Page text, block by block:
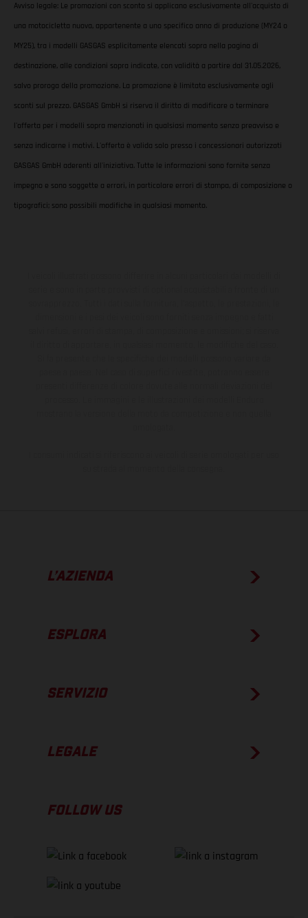
Avviso legale: Le promozioni con sconto si applicano esclusivamente all'acquisto di
una motocicletta nuova, appartenente a uno specifico anno di produzione (MY24 o
MY25), tra i modelli GASGAS esplicitamente elencati sopra nella pagina di
destinazione, alle condizioni sopra indicate, con validità a partire dal 31.05.2026,
salvo proroga della promozione. La promozione è limitata esclusivamente agli
sconti sul prezzo. GASGAS GmbH si riserva il diritto di modificare o terminare
l'offerta per i modelli sopra menzionati in qualsiasi momento senza preavviso e
senza indicarne i motivi. L'offerta è valida solo presso i concessionari autorizzati
GASGAS GmbH aderenti all'iniziativa. Tutte le informazioni sono fornite senza
impegno e sono soggette a errori, in particolare errori di stampa, di composizione o
tipografici; sono possibili modifiche in qualsiasi momento.
L’AZIENDA
ESPLORA
SERVIZIO
LEGALE
FOLLOW US